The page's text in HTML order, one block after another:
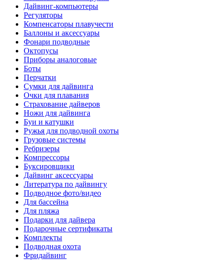
Дайвинг-компьютеры
Регуляторы
Компенсаторы плавучести
Баллоны и аксессуары
Фонари подводные
Октопусы
Приборы аналоговые
Боты
Перчатки
Сумки для дайвинга
Очки для плавания
Страхование дайверов
Ножи для дайвинга
Буи и катушки
Ружья для подводной охоты
Грузовые системы
Ребризеры
Компрессоры
Буксировщики
Дайвинг аксессуары
Литература по дайвингу
Подводное фото/видео
Для бассейна
Для пляжа
Подарки для дайвера
Подарочные сертификаты
Комплекты
Подводная охота
Фридайвинг